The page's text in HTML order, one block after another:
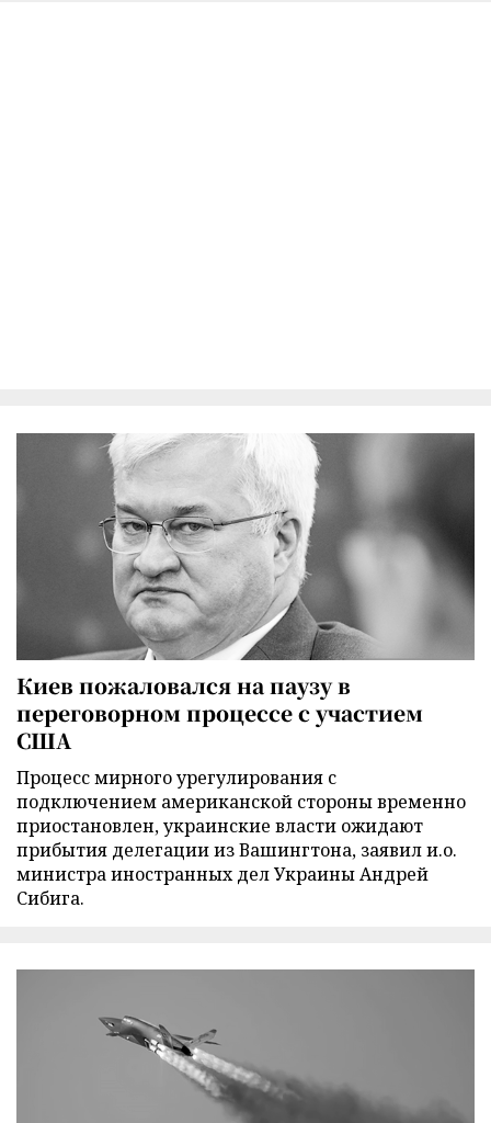
Киев пожаловался на паузу в
переговорном процессе с участием
США
Процесс мирного урегулирования с
подключением американской стороны временно
приостановлен, украинские власти ожидают
прибытия делегации из Вашингтона, заявил и.о.
министра иностранных дел Украины Андрей
Сибига.